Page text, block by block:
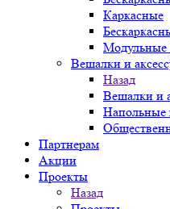
Каркасные
Вешалки и
Назад
Вешалки и
Напольные
Партнерам
Акции
Проекты
Назад